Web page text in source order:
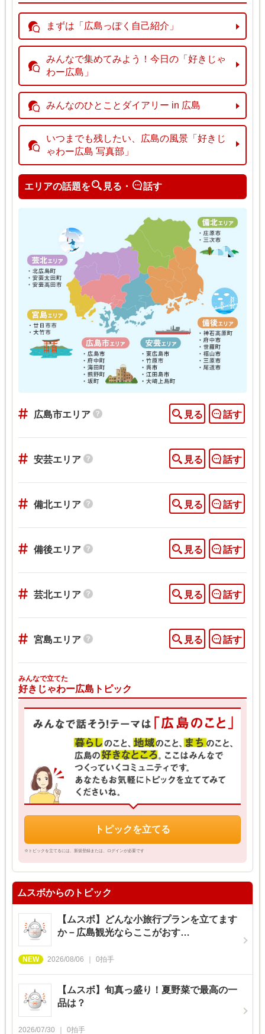
まずは「広島っぽく自己紹介」
みんなで集めてみよう！今日の「好きじゃ
わー広島」
みんなのひとことダイアリー in 広島
いつまでも残したい、広島の風景「好きじ
ゃわー広島 写真部」
エリアの話題を 見る・ 話す
広島市エリア 見る 話す
安芸エリア 見る 話す
備北エリア 見る 話す
備後エリア 見る 話す
芸北エリア 見る 話す
宮島エリア 見る 話す
みんなで立てた
好きじゃわー広島トピック
トピックを立てる
※トピックを立てるには、新規登録または、ログインが必要です
ムスボからのトピック
【ムスボ】どんな小旅行プランを立てます
か－広島観光ならここがおす…
2026/08/06 0拍手
【ムスボ】旬真っ盛り！夏野菜で最高の一
品は？
2026/07/30 0拍手